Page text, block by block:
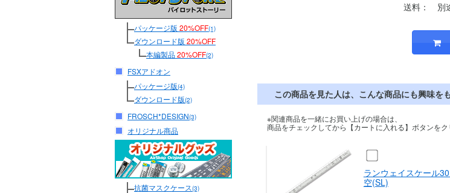
パッケージ版 20%OFF(1)
ダウンロード版 20%OFF
本編製品20%OFF(2)
FSXアドオン
パッケージ版(4)
ダウンロード版(2)
FROSCH*DESIGN(3)
オリジナル商品
抗菌マスクケース(3)
送料：
別
この商品を見た人は、こんな商品にも興味を
※関連商品を一緒にお買い上げの場合は、
商品をチェックしてから【カートに入れる】ボタンをク
ランウェイスケール
空(SL)